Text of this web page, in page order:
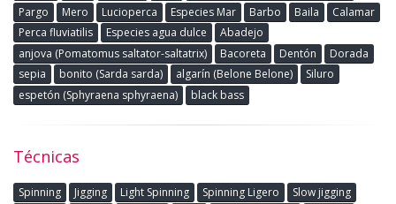
Pargo
Mero Lucioperca Especies Mar Barbo Baila
Calamar
Perca fluviatilis
Especies agua dulce
Abadejo
anjova (Pomatomus saltator-saltatrix)
Bacoreta Dentón
Dorada
sepia
bonito (Sarda sarda) algarín (Belone Belone)
Siluro
espetón (Sphyraena sphyraena)
black bass
Técnicas
Spinning Jigging Light Spinning Spinning Ligero Slow jigging